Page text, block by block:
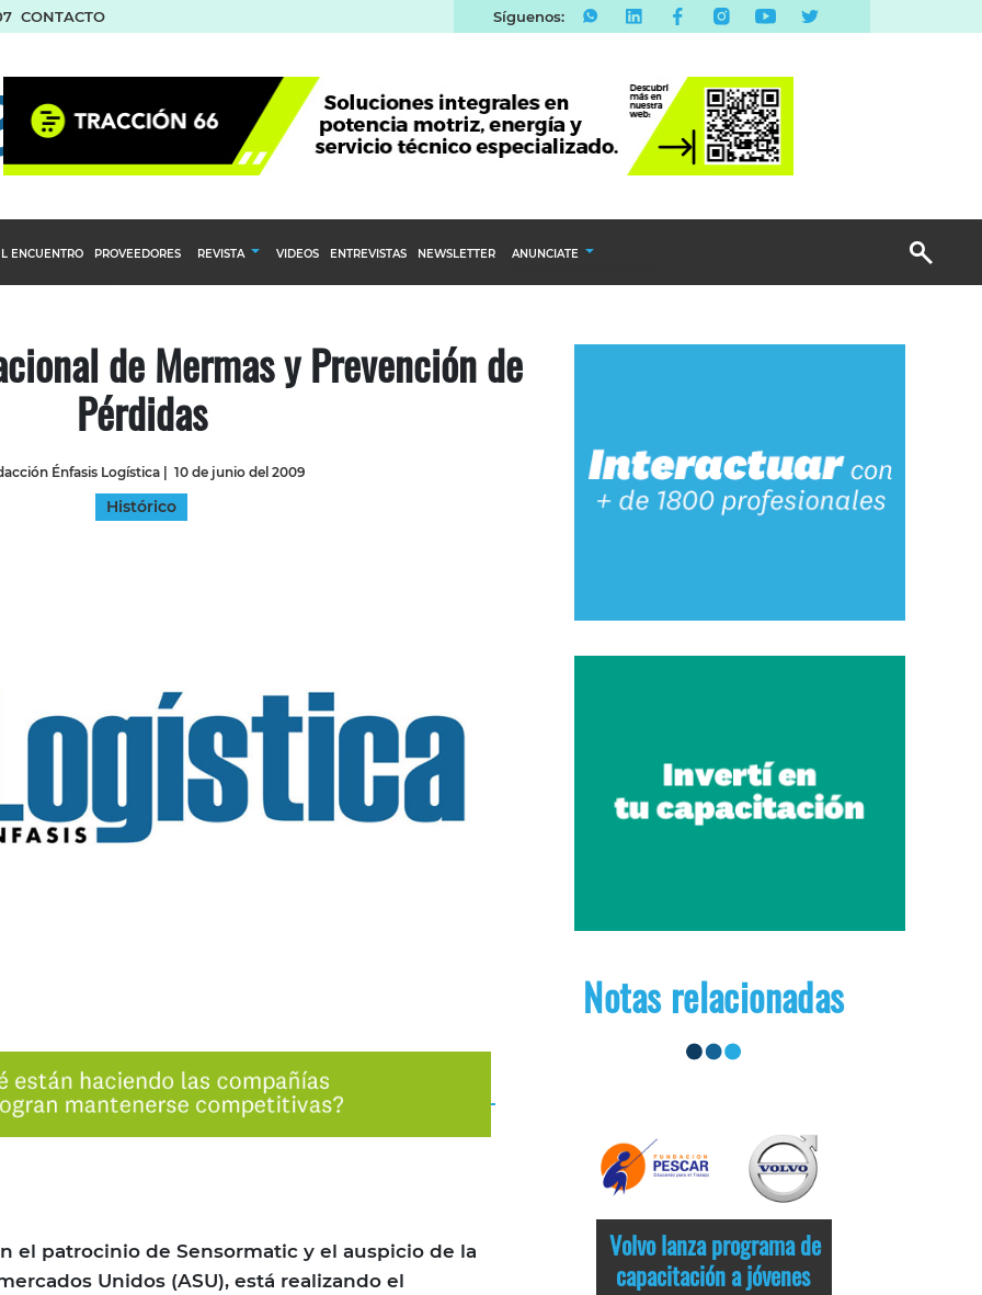
CONTACTO Síguenos:
del Agro
ENCUENTRO PROVEEDORES REVISTA VIDEOS ENTREVISTAS NEWSLETTER ANUNCIATE
Email Marketing
de Mermas y Prevención de
Pérdidas
Énfasis Logística| 10 de junio del 2009
Histórico
el patrocinio de Sensormatic y el auspicio de la
Unidos (ASU), está realizando el
Notas relacionadas
Volvo lanza programa de
capacitación a jóvenes